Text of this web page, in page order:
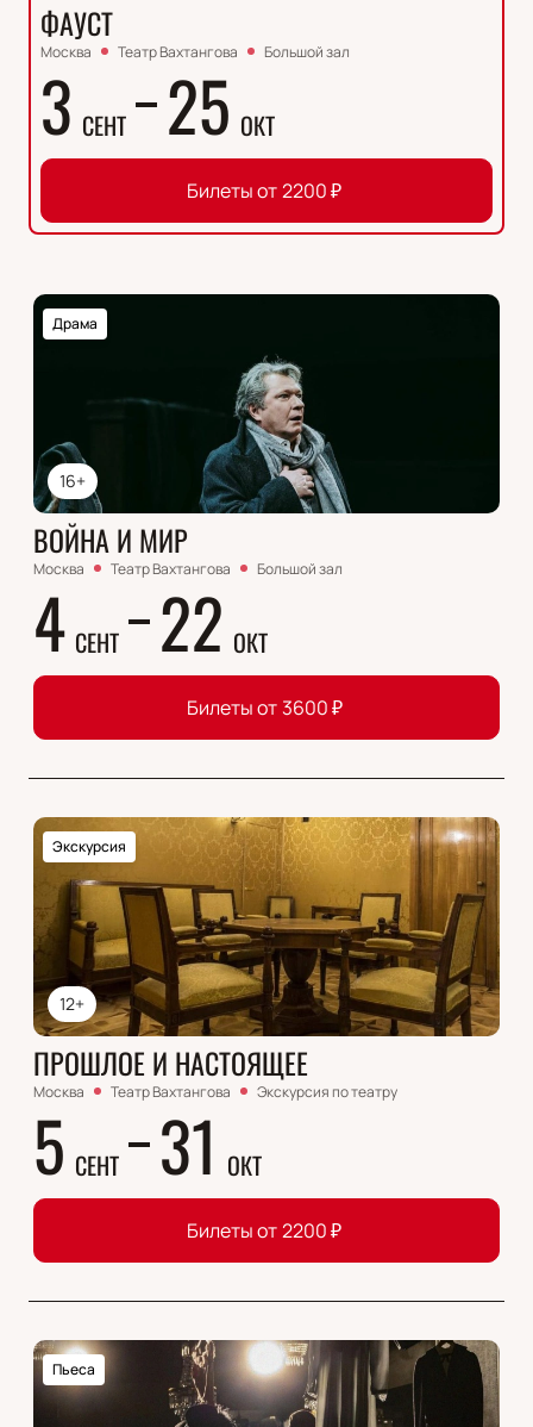
ФАУСТ
Москва Театр Вахтангова Большой зал
3 СЕНТ 25 ОКТ
Билеты от2200₽
16+
Драма
ВОЙНА И МИР
Москва Театр Вахтангова Большой зал
4 СЕНТ 22 ОКТ
Билеты от 3600₽
12+
Экскурсия
ПРОШЛОЕ И НАСТОЯЩЕЕ
Москва Театр Вахтангова Экскурсия по театру
5 СЕНТ 31 ОКТ
Билеты от2200₽
Пьеса